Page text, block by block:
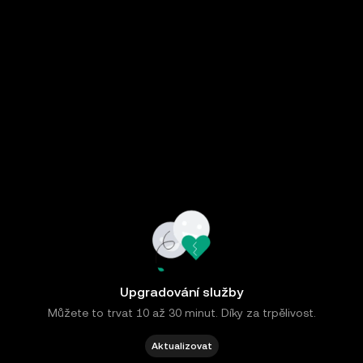
Upgradování služby
Můžete to trvat 10 až 30 minut. Díky za trpělivost.
Aktualizovat